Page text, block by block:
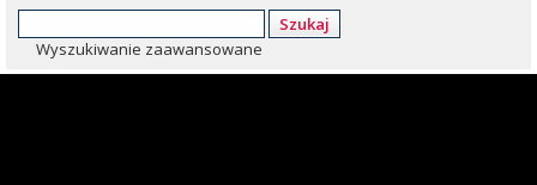
Szukaj
Wyszukiwanie zaawansowane